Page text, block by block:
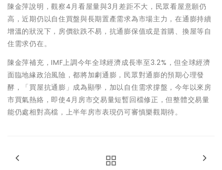
陳金萍說明，觀察4月看屋量與3月差距不大，民眾看屋意願仍
高，近期仍以自住買盤與長期置產需求為市場主力，在通膨持續
增溫的狀況下，房價欲跌不易，抗通膨保值或是首購、換屋等自
住需求仍在。
陳金萍補充，IMF上調今年全球經濟成長率至3.2%，但全球經濟
面臨地緣政治風險，都將加劇通膨，民眾對通膨的預期心理發
酵，「買屋抗通膨」成為顯學，加以自住需求撐盤，今年以來房
市買氣熱絡，即使4月房市交易量短暫回檔修正，但整體交易量
能仍處相對高檔，上半年房市表現仍可審慎樂觀期待。